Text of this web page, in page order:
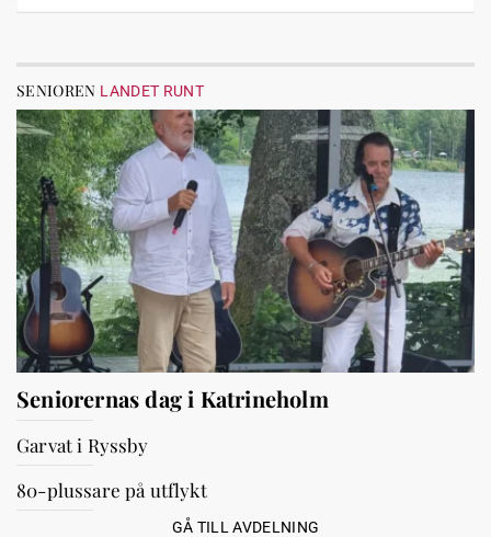
SENIOREN LANDET RUNT
Seniorernas dag i Katrineholm
Garvat i Ryssby
80-plussare på utflykt
GÅ TILL AVDELNING